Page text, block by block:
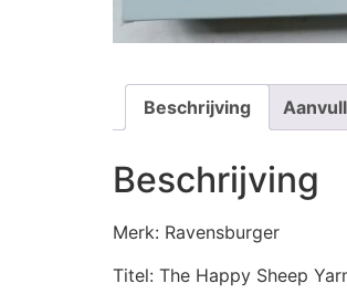
Beschrijving
Beschrijving
Merk: Ravensburger
Titel: The Happy Sheep